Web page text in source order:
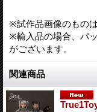
※試作品画像のもの
※輸入品の場合、パ
がございます。
関連商品